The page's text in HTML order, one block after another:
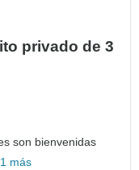
privado de 3
son bienvenidas
más